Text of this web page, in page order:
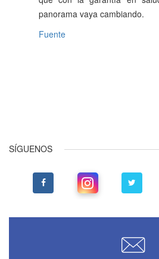
panorama vaya cambiando.
Fuente
SÍGUENOS